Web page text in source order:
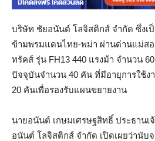
บริษัท ชัยอนันต์ โลจิสติกส์ จำกัด ซึ่งเ
ข้ามพรมแดนไทย-พม่า ผ่านด่านแม่สอ
ทรัคส์ รุ่น FH13 440 แรงม้า จำนวน
ปัจจุบันจำนวน 40 คัน ที่มีอายุการใช้ง
20 คันเพื่อรองรับแผนขยายงาน
นายอนันต์ เกษมเศรษฐสิทธิ์ ประธาน
อนันต์ โลจิสติกส์ จำกัด เปิดเผยว่านับ